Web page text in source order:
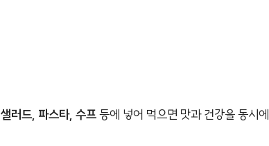
샐러드, 파스타, 수프등에 넣어 먹으면 맛과 건강을 동시에